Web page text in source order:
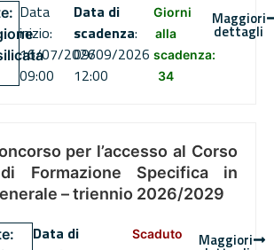
Data
inizio:
16/07/2026
09:00
Data di
scadenza:
09/09/2026
12:00
Giorni
alla
scadenza:
34
Maggiori
dettagli
per l’accesso al Corso
Formazione Specifica in
– triennio 2026/2029
Data di
Scaduto
Maggiori